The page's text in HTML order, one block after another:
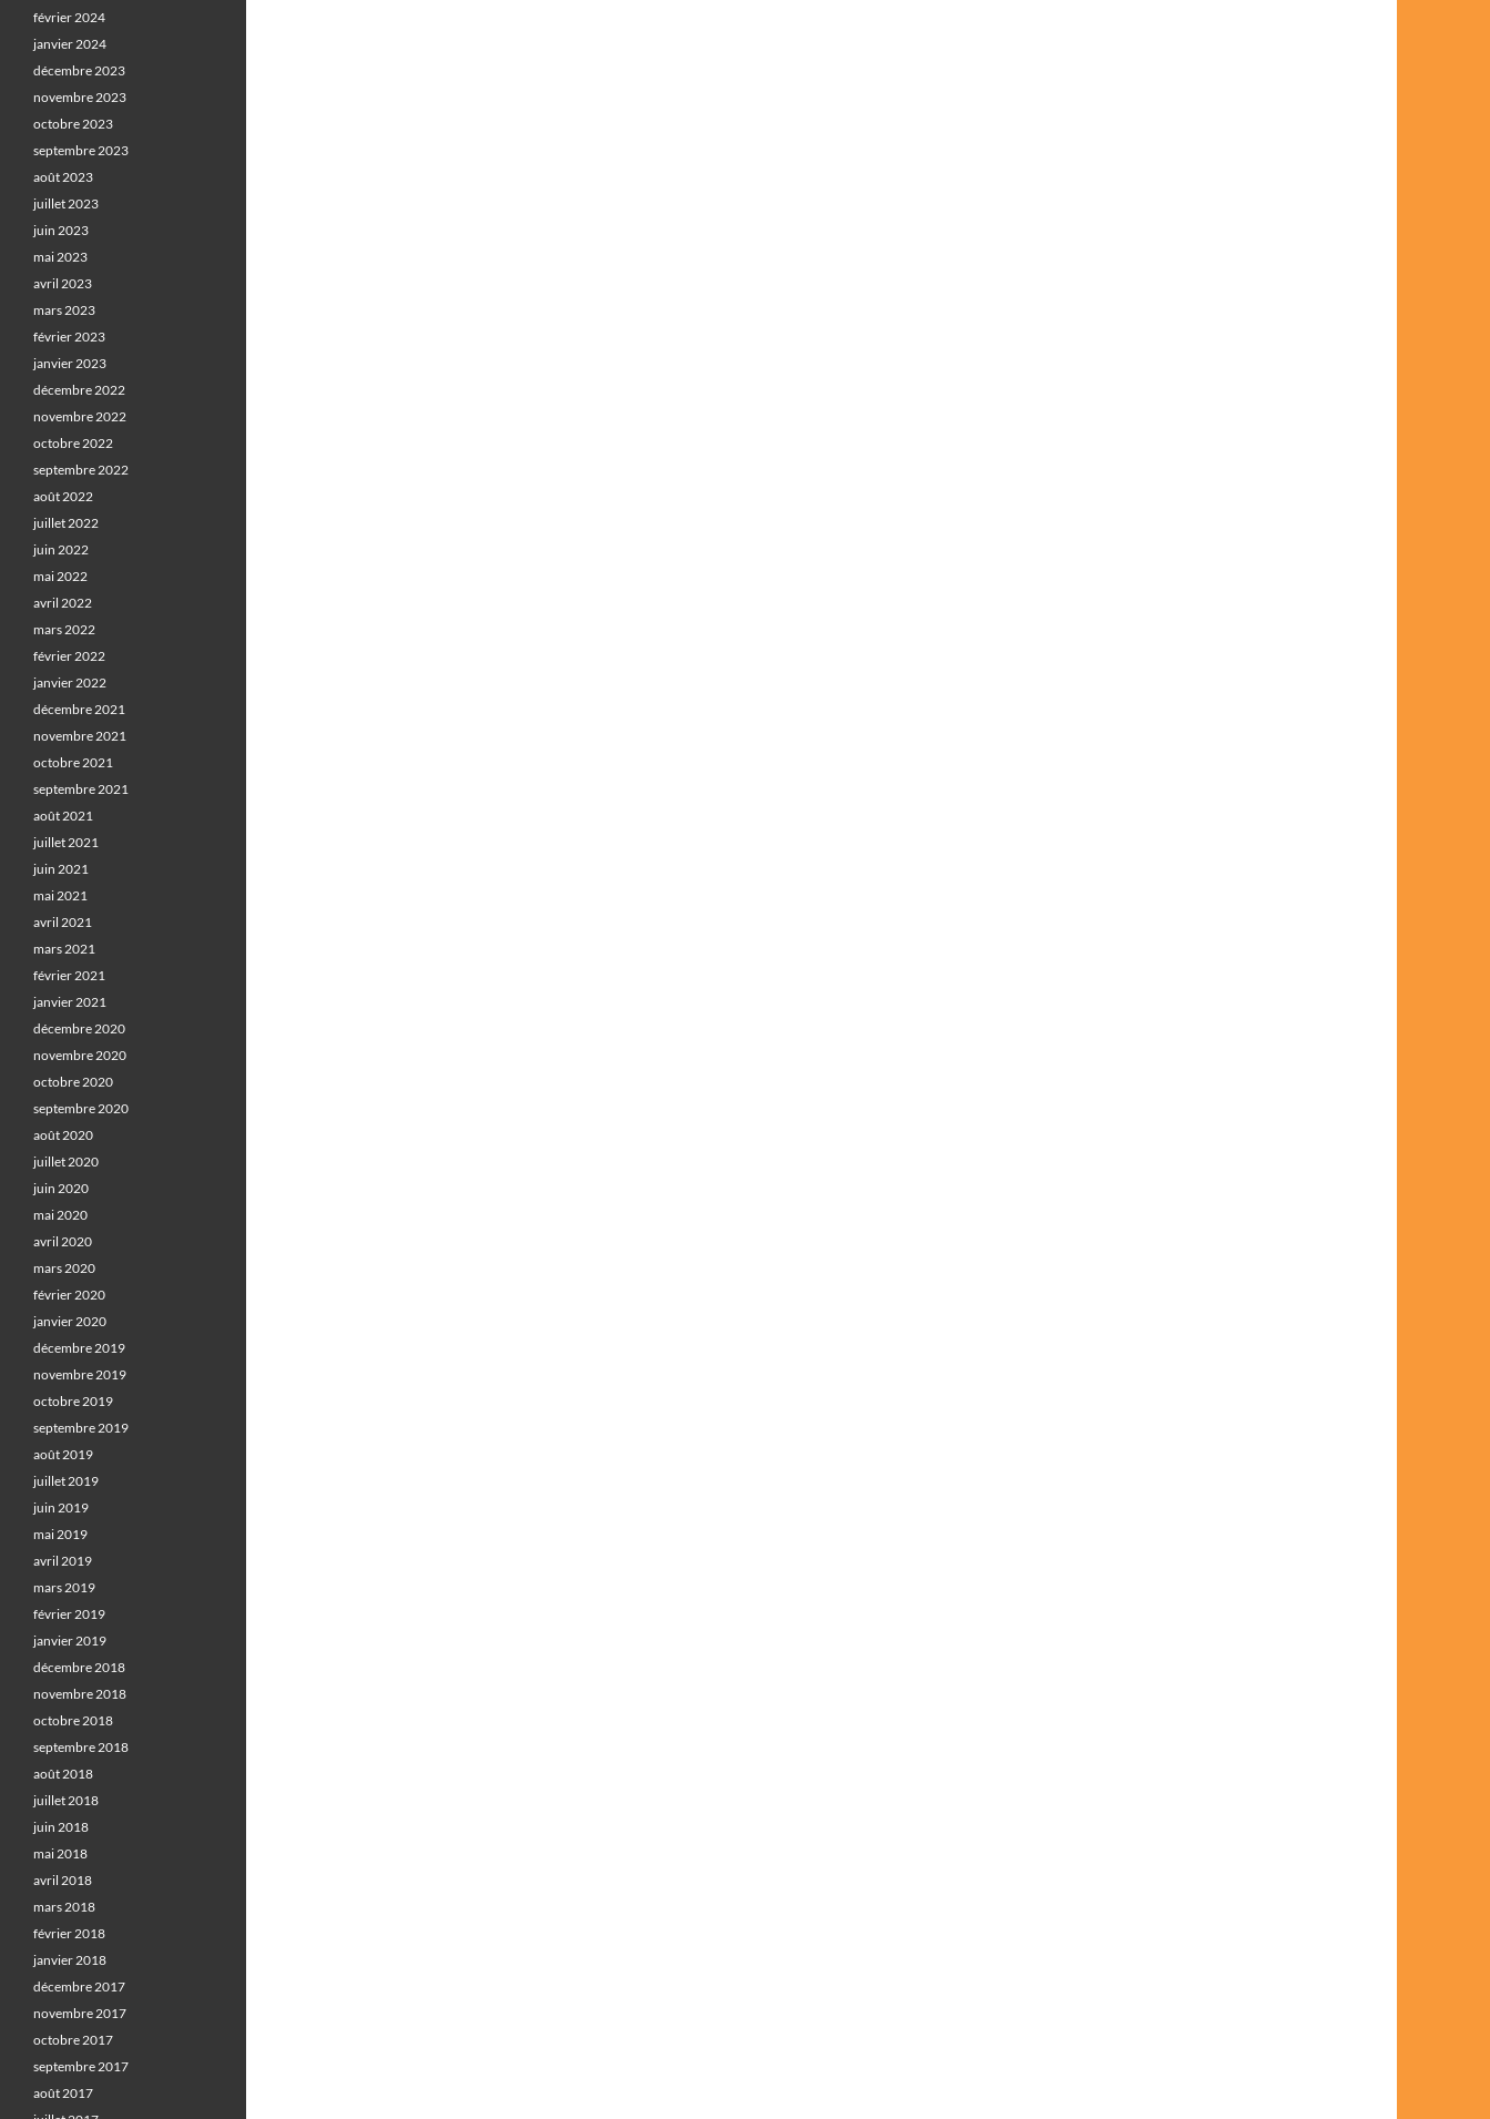
février 2024
janvier 2024
décembre 2023
novembre 2023
octobre 2023
septembre 2023
août 2023
juillet 2023
juin 2023
mai 2023
avril 2023
mars 2023
février 2023
janvier 2023
décembre 2022
novembre 2022
octobre 2022
septembre 2022
août 2022
juillet 2022
juin 2022
mai 2022
avril 2022
mars 2022
février 2022
janvier 2022
décembre 2021
novembre 2021
octobre 2021
septembre 2021
août 2021
juillet 2021
juin 2021
mai 2021
avril 2021
mars 2021
février 2021
janvier 2021
décembre 2020
novembre 2020
octobre 2020
septembre 2020
août 2020
juillet 2020
juin 2020
mai 2020
avril 2020
mars 2020
février 2020
janvier 2020
décembre 2019
novembre 2019
octobre 2019
septembre 2019
août 2019
juillet 2019
juin 2019
mai 2019
avril 2019
mars 2019
février 2019
janvier 2019
décembre 2018
novembre 2018
octobre 2018
septembre 2018
août 2018
juillet 2018
juin 2018
mai 2018
avril 2018
mars 2018
février 2018
janvier 2018
décembre 2017
novembre 2017
octobre 2017
septembre 2017
août 2017